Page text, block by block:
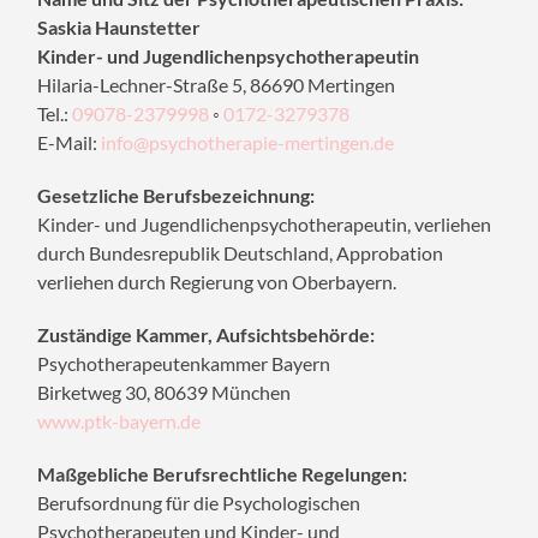
Saskia Haunstetter
Kinder- und Jugendlichenpsychotherapeutin
Hilaria-Lechner-Straße 5, 86690 Mertingen
Tel.:09078-2379998 ◦0172-3279378
E-Mail: info@psychotherapie-mertingen.de
Gesetzliche Berufsbezeichnung:
Kinder- und Jugendlichenpsychotherapeutin, verliehen
durch Bundesrepublik Deutschland, Approbation
verliehen durch Regierung von Oberbayern.
Zuständige Kammer, Aufsichtsbehörde:
Psychotherapeutenkammer Bayern
Birketweg 30, 80639 München
www.ptk-bayern.de
Maßgebliche Berufsrechtliche Regelungen:
Berufsordnung für die Psychologischen
Psychotherapeuten und Kinder- und